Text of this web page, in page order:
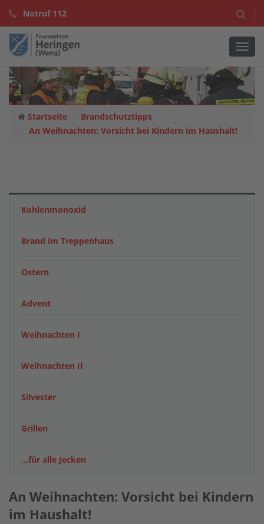
Notruf 112
Startseite
Brandschutztipps
An Weihnachten: Vorsicht bei Kindern im Haushalt!
Kohlenmonoxid
Brand im Treppenhaus
Ostern
Advent
Weihnachten I
Weihnachten II
Silvester
Grillen
...für alle Jecken
An Weihnachten: Vorsicht bei Kindern
im Haushalt!